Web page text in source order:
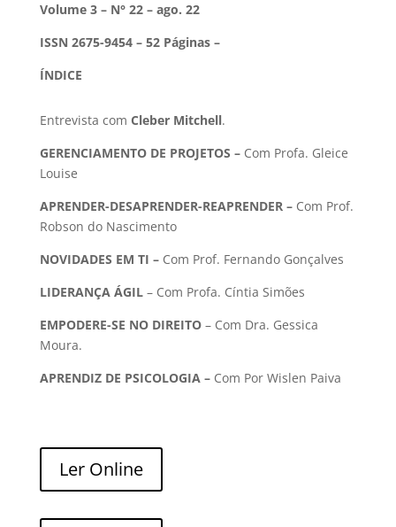
Volume 3 – N° 22 – ago. 22
ISSN 2675-9454 – 52 Páginas –
ÍNDICE
Entrevista com Cleber Mitchell.
GERENCIAMENTO DE PROJETOS – Com Profa. Gleice
Louise
APRENDER-DESAPRENDER-REAPRENDER – Com Prof.
Robson do Nascimento
NOVIDADES EM TI – Com Prof. Fernando Gonçalves
LIDERANÇA ÁGIL– Com Profa. Cíntia Simões
EMPODERE-SE NO DIREITO– Com Dra. Gessica
Moura.
APRENDIZ DE PSICOLOGIA – Com Por Wislen Paiva
Ler Online